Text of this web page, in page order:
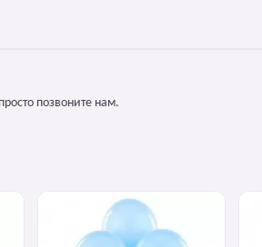
позвоните нам.